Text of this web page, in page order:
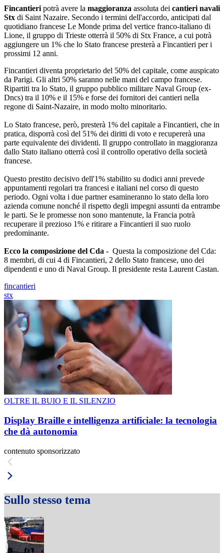
Fincantieri potrà avere la maggioranza assoluta dei cantieri navali
Stx di Saint Nazaire. Secondo i termini dell'accordo, anticipati dal
quotidiano francese Le Monde prima del vertice franco-italiano di
Lione, il gruppo di Trieste otterrà il 50% di Stx France, a cui potrà
aggiungere un 1% che lo Stato francese presterà a Fincantieri per i
prossimi 12 anni.
Fincantieri diventa proprietario del 50% del capitale, come auspicato
da Parigi. Gli altri 50% saranno nelle mani del campo francese.
Ripartiti tra lo Stato, il gruppo pubblico militare Naval Group (ex-
Dncs) tra il 10% e il 15% e forse dei fornitori dei cantieri nella
regone di Saint-Nazaire, in modo molto minoritario.
Lo Stato francese, però, presterà 1% del capitale a Fincantieri, che in
pratica, disporrà così del 51% dei diritti di voto e recupererà una
parte equivalente dei dividenti. Il gruppo controllato in maggioranza
dallo Stato italiano otterrà così il controllo operativo della società
francese.
Questo prestito decisivo dell'1% stabilito su dodici anni prevede
appuntamenti regolari tra francesi e italiani nel corso di questo
periodo. Ogni volta i due partner esamineranno lo stato della loro
azienda comune nonché il rispetto degli impegni assunti da entrambe
le parti. Se le promesse non sono mantenute, la Francia potrà
recuperare il prezioso 1% e ritirare a Fincantieri il suo ruolo
predominante.
Ecco la composizione del Cda - Questa la composizione del Cda:
8 membri, di cui 4 di Fincantieri, 2 dello Stato francese, uno dei
dipendenti e uno di Naval Group. Il presidente resta Laurent Castan.
fincantieri
stx
OLTRE IL BUIO E IL SILENZIO
Display Braille e intelligenza artificiale: la tecnologia
che dà autonomia
contenuto sponsorizzato
Sullo stesso tema